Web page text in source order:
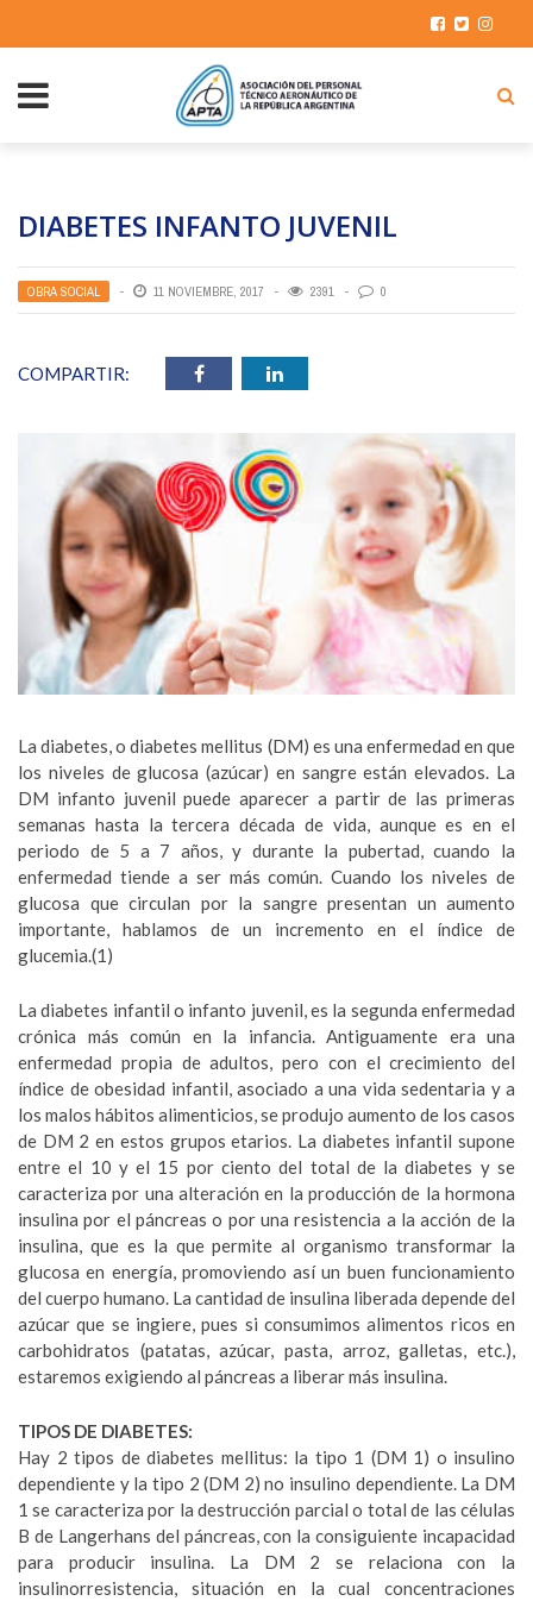
DIABETES INFANTO JUVENIL
OBRA SOCIAL 11 NOVIEMBRE, 2017 2391 0
COMPARTIR:
La diabetes, o diabetes mellitus (DM) es una enfermedad en que
los niveles de glucosa (azúcar) en sangre están elevados. La
DM infanto juvenil puede aparecer a partir de las primeras
semanas hasta la tercera década de vida, aunque es en el
periodo de 5 a 7 años, y durante la pubertad, cuando la
enfermedad tiende a ser más común. Cuando los niveles de
glucosa que circulan por la sangre presentan un aumento
importante, hablamos de un incremento en el índice de
glucemia.(1)
La diabetes infantil o infanto juvenil, es la segunda enfermedad
crónica más común en la infancia. Antiguamente era una
enfermedad propia de adultos, pero con el crecimiento del
índice de obesidad infantil, asociado a una vida sedentaria y a
los malos hábitos alimenticios, se produjo aumento de los casos
de DM 2 en estos grupos etarios. La diabetes infantil supone
entre el 10 y el 15 por ciento del total de la diabetes y se
caracteriza por una alteración en la producción de la hormona
insulina por el páncreas o por una resistencia a la acción de la
insulina, que es la que permite al organismo transformar la
glucosa en energía, promoviendo así un buen funcionamiento
del cuerpo humano. La cantidad de insulina liberada depende del
azúcar que se ingiere, pues si consumimos alimentos ricos en
carbohidratos (patatas, azúcar, pasta, arroz, galletas, etc.),
estaremos exigiendo al páncreas a liberar más insulina.
TIPOS DE DIABETES:
Hay 2 tipos de diabetes mellitus: la tipo 1 (DM 1) o insulino
dependiente y la tipo 2 (DM 2) no insulino dependiente. La DM
1 se caracteriza por la destrucción parcial o total de las células
B de Langerhans del páncreas, con la consiguiente incapacidad
para producir insulina. La DM 2 se relaciona con la
insulinorresistencia, situación en la cual concentraciones